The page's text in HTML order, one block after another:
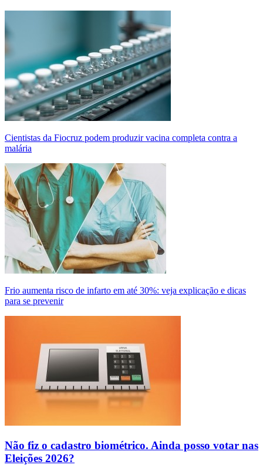
Cientistas da Fiocruz podem produzir vacina completa contra a
malária
Frio aumenta risco de infarto em até 30%: veja explicação e dicas
para se prevenir
Não fiz o cadastro biométrico. Ainda posso votar nas
Eleições 2026?